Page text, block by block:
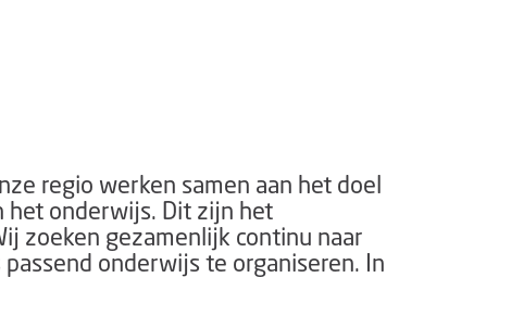
regio werken samen aan het doel
het onderwijs. Dit zijn het
zoeken gezamenlijk continu naar
onderwijs te organiseren. In